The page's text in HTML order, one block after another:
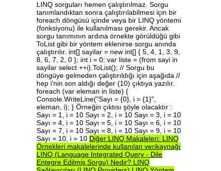
LINQ sorguları hemen çalıştırılmaz. Sorgu
tanımlandıktan sonra çalıştırılabilmesi için bir
foreach döngüsü içinde veya bir LINQ yöntemi
(fonksiyonu) ile kullanılması gerekir. Ancak
sorgu tanımının ardına örnekte görüldüğü gibi
ToList gibi bir yöntem eklenirse sorgu anında
çalıştırılır. int[] sayilar = new int[] { 5, 4, 1, 3, 9,
8, 6, 7, 2, 0 }; int i = 0; var liste = (from sayi in
sayilar select ++i).ToList(); // Sorgu bu
döngüye gelmeden çalıştırıldığı için aşağıda //
hep i'nin son aldığı değer (10) çıktıya yazılır.
foreach (var eleman in liste) {
Console.WriteLine("Sayı = {0}, i = {1}",
eleman, i); } Örneğin çıktısı şöyle olacaktır :
Sayı = 1, i = 10 Sayı = 2, i = 10 Sayı = 3, i = 10
Sayı = 4, i = 10 Sayı = 5, i = 10 Sayı = 6, i = 10
Sayı = 7, i = 10 Sayı = 8, i = 10 Sayı = 9, i = 10
Sayı = 10, i = 10 Diğer LINQ Makaleleri: LINQ
Örnekleri makalelerinde kullanılan verikaynağı
LINQ (Language Integrated Query - Dile
Entegre Edilmiş Sorgu) Nedir? LINQ